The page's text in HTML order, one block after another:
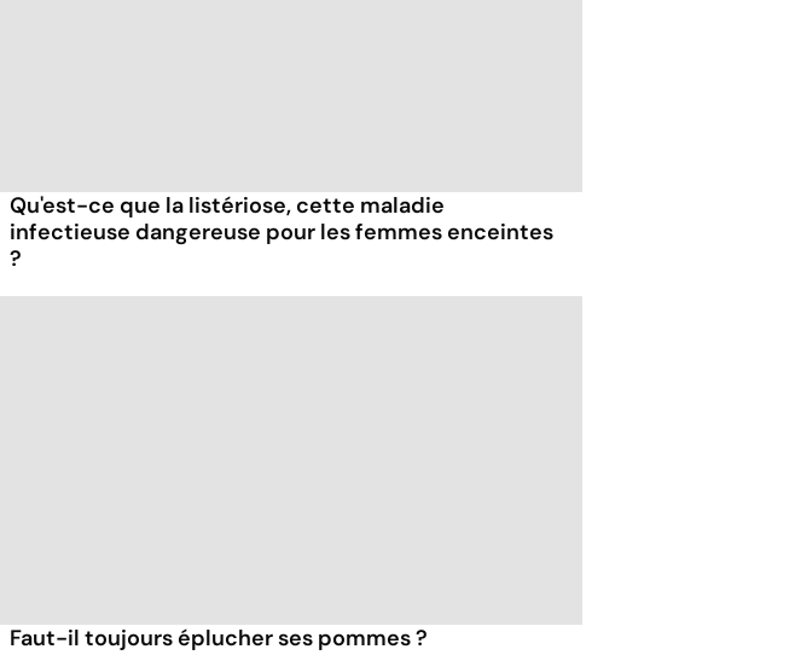
Qu'est-ce que la listériose, cette maladie
infectieuse dangereuse pour les femmes enceintes
?
Faut-il toujours éplucher ses pommes ?